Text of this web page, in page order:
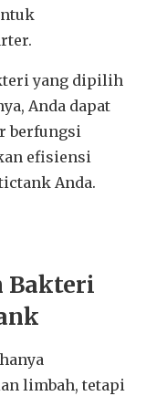
yang dipilih
Anda dapat
berfungsi
efisiensi
Anda.
Bakteri
limbah, tetapi